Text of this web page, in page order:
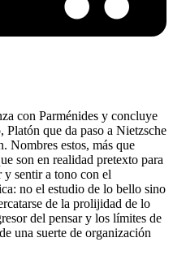
con Parménides y concluye
que da paso a Nietzsche
Nombres estos, más que
son en realidad pretexto para
sentir a tono con el
no el estudio de lo bello sino
de la prolijidad de lo
del pensar y los límites de
una suerte de organización